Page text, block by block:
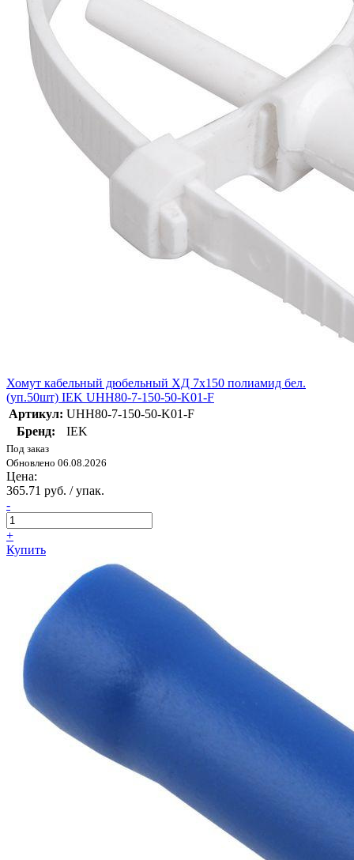
Хомут кабельный дюбельный ХД 7х150 полиамид бел.
(уп.50шт) IEK UHH80-7-150-50-K01-F
Артикул: UHH80-7-150-50-K01-F
Бренд:
IEK
Под заказ
Обновлено 06.08.2026
Цена:
365.71 руб. / упак.
-
+
Купить